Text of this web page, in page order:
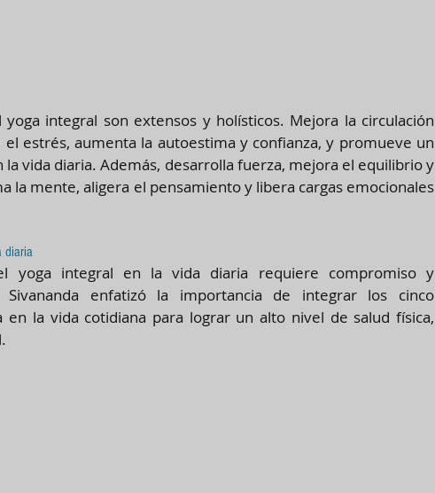
yoga integral son extensos y holísticos. Mejora la circulación
el estrés, aumenta la autoestima y confianza, y promueve un
la vida diaria​​. Además, desarrolla fuerza, mejora el equilibrio y
la mente, aligera el pensamiento y libera cargas emocionales​​
diaria
yoga integral en la vida diaria requiere compromiso y
Sivananda enfatizó la importancia de integrar los cinco
en la vida cotidiana para lograr un alto nivel de salud física,